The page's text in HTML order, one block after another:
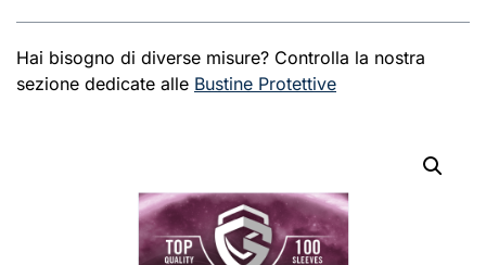
Hai bisogno di diverse misure? Controlla la nostra
sezione dedicate alle Bustine Protettive